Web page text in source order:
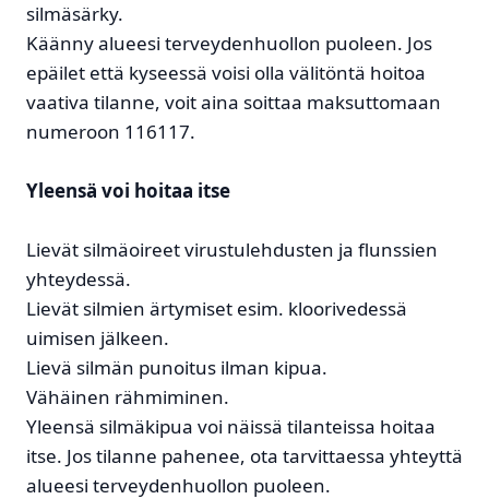
silmäsärky.
Käänny alueesi terveydenhuollon puoleen. Jos
epäilet että kyseessä voisi olla välitöntä hoitoa
vaativa tilanne, voit aina soittaa maksuttomaan
numeroon 116117.
Yleensä voi hoitaa itse
Lievät silmäoireet virustulehdusten ja flunssien
yhteydessä.
Lievät silmien ärtymiset esim. kloorivedessä
uimisen jälkeen.
Lievä silmän punoitus ilman kipua.
Vähäinen rähmiminen.
Yleensä silmäkipua voi näissä tilanteissa hoitaa
itse. Jos tilanne pahenee, ota tarvittaessa yhteyttä
alueesi terveydenhuollon puoleen.